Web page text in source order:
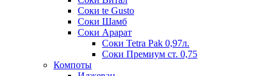
Соки te Gusto
Соки Шамб
Соки Арарат
Соки Tetra Pak 0,97л.
Соки Премиум ст. 0,75
Компоты